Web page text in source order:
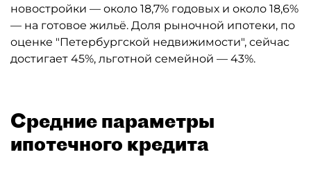
новостройки — около 18,7% годовых и около 18,6%
— на готовое жильё. Доля рыночной ипотеки, по
оценке "Петербургской недвижимости", сейчас
достигает 45%, льготной семейной — 43%.
Средние параметры
ипотечного кредита